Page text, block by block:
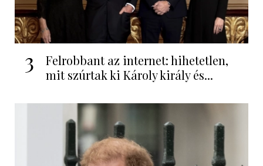
3
Felrobbant az internet: hihetetlen,
mit szúrtak ki Károly király és...